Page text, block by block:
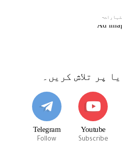
پر تلاش کریں۔
Youtube
Subscribe
Telegram
Follow